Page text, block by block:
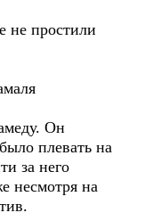
не простили
Он
плевать на
за него
несмотря на